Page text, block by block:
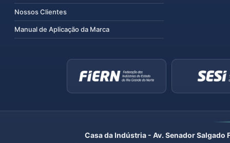
Nossos Clientes
Manual de Aplicação da Marca
Casa da Indústria - Av. Senador